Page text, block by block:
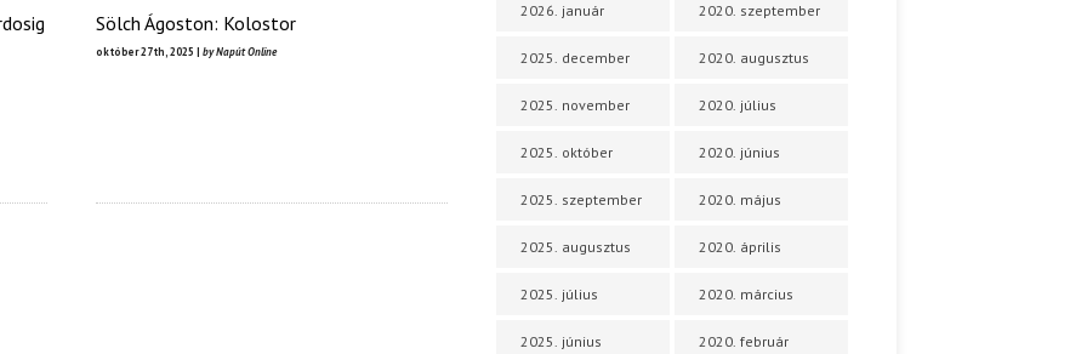
Sölch Ágoston: Kolostor
október 27th, 2025 | by Napút Online
2026. január
2025. december
2025. november
2025. október
2025. szeptember
2025. augusztus
2025. július
2025. június
2020. szeptember
2020. augusztus
2020. július
2020. június
2020. május
2020. április
2020. március
2020. február